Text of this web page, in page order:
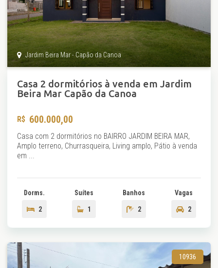
Jardim Beira Mar - Capão da Canoa
Casa 2 dormitórios à venda em Jardim
Beira Mar Capão da Canoa
600.000,00
Casa com 2 dormitórios no BAIRRO JARDIM BEIRA MAR,
Amplo terreno, Churrasqueira, Living amplo, Pátio à venda
em ...
Dorms.
2
Suítes
1
Banhos
2
Vagas
2
10936